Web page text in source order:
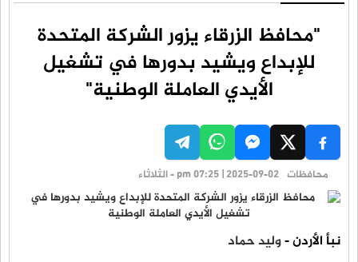
"محافظ الزرقاء يزور الشركة المتحدة
للإبداع ويشيد بدورها في تشغيل
الأيدي العاملة الوطنية"
محافظات pm 07:25 | 2025-09-02 - الثلاثاء
نبأ الأردن -وليد حماد